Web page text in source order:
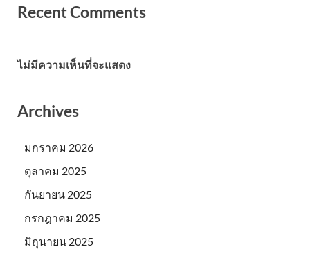
Recent Comments
ไม่มีความเห็นที่จะแสดง
Archives
มกราคม 2026
ตุลาคม 2025
กันยายน 2025
กรกฎาคม 2025
มิถุนายน 2025